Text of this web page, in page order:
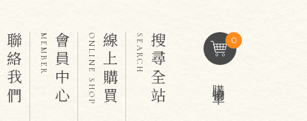
0
聯絡我們 MEMBER 會員中心 ONLINE SHOP線上購買 SEARCH 搜尋全站